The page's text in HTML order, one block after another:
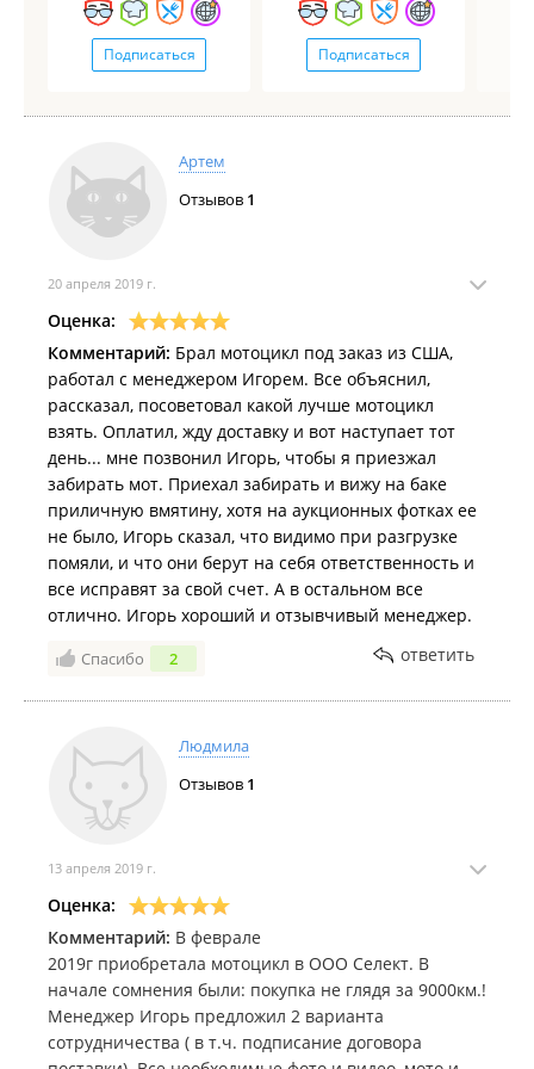
Подписаться Подписаться
Артем
Отзывов 1
20 апреля 2019 г.
Оценка:
Комментарий: Брал мотоцикл под заказ из США,
работал с менеджером Игорем. Все объяснил,
рассказал, посоветовал какой лучше мотоцикл
взять. Оплатил, жду доставку и вот наступает тот
день... мне позвонил Игорь, чтобы я приезжал
забирать мот. Приехал забирать и вижу на баке
приличную вмятину, хотя на аукционных фотках ее
не было, Игорь сказал, что видимо при разгрузке
помяли, и что они берут на себя ответственность и
все исправят за свой счет. А в остальном все
отлично. Игорь хороший и отзывчивый менеджер.
Спасибо 2 ответить
Людмила
Отзывов 1
13 апреля 2019 г.
Оценка:
Комментарий: В феврале
2019г приобретала мотоцикл в ООО Селект. В
начале сомнения были: покупка не глядя за 9000км.!
Менеджер Игорь предложил 2 варианта
сотрудничества ( в т.ч. подписание договора